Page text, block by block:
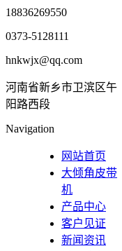
18836269550
0373-5128111
hnkwjx@qq.com
河南省新乡市卫滨区午
阳路西段
Navigation
网站首页
大倾角皮带
机
产品中心
客户见证
新闻资讯